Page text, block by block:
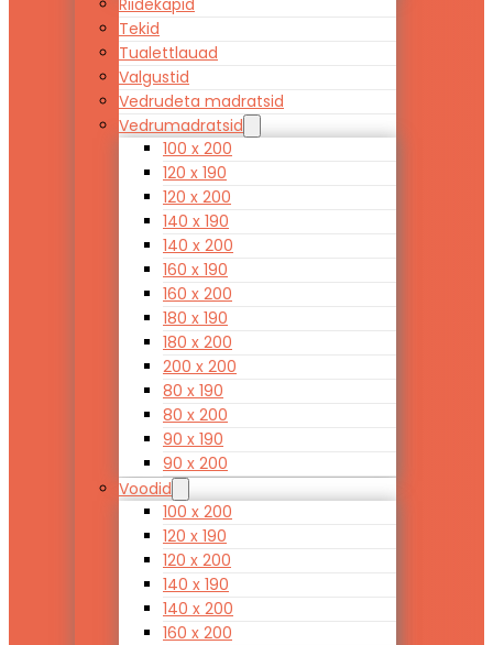
Riidekapid
Tekid
Tualettlauad
Valgustid
Vedrudeta madratsid
Vedrumadratsid
100 x 200
120 x 190
120 x 200
140 x 190
140 x 200
160 x 190
160 x 200
180 x 190
180 x 200
200 x 200
80 x 190
80 x 200
90 x 190
90 x 200
Voodid
100 x 200
120 x 190
120 x 200
140 x 190
140 x 200
160 x 200